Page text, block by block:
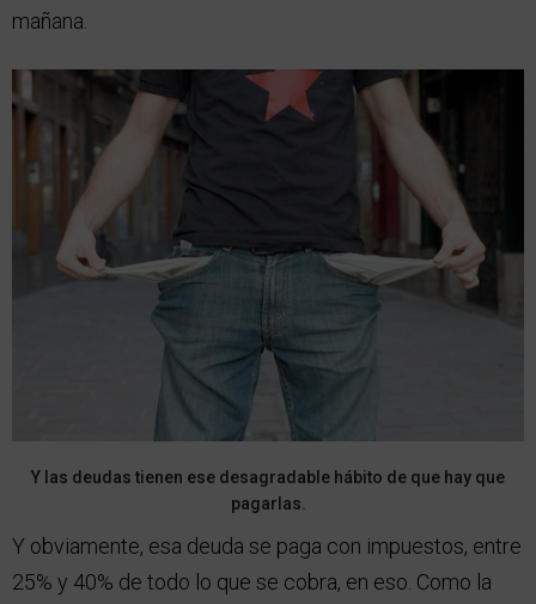
mañana.
Y las deudas tienen ese desagradable hábito de que hay que
pagarlas.
Y obviamente, esa deuda se paga con impuestos, entre
25% y 40% de todo lo que se cobra, en eso. Como la